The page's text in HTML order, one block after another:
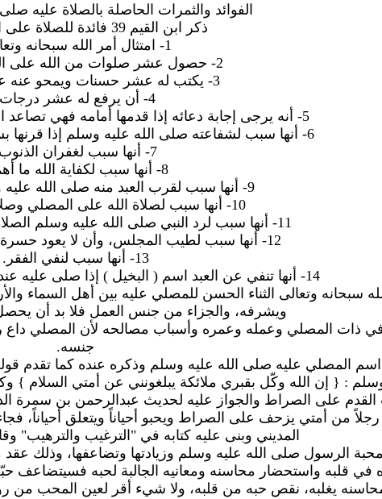
الفوائد والثمرات الحاصلة بالصلاة عليه
ذكر ابن القيم 39 فائدة للصلاة على النبي منها:
1- امتثال أمر الله سبحانه وتعالى.
2- حصول عشر صلوات من الله على المصلي مرة.
3- يكتب له عشر حسنات ويمحو عنه عشر سيئات.
4- أن يرفع له عشر درجات.
5- أنه يرجى إجابة دعائه إذا قدمها أمامه فهي تصاعد الدعاء إلى عند رب العالمين.
6- أنها سبب لشفاعته صلى الله عليه وسلم إذا قرنها بسؤال الوسيلة له، أو إفرادها.
7- أنها سبب لغفران الذنوب.
8- أنها سبب لكفاية الله ما أهمه.
9- أنها سبب لقرب العبد منه صلى الله عليه وسلم يوم القيامة.
10- أنها سبب لصلاة الله على المصلي وصلاة الملائكة عليه.
11- أنها سبب لرد النبي صلى الله عليه وسلم الصلاة والسلام على المصلي.
12- أنها سبب لطيب المجلس، وأن لا يعود حسرة على أهله يوم القيامة.
13- أنها سبب لنفي الفقر.
14- أنها تنفي عن العبد اسم ( البخيل ) إذا صلى عليه عند ذكره صلى الله عليه وسلم .
الله سبحانه وتعالى الثناء الحسن للمصلي عليه بين أهل
ويشرفه، والجزاء من جنس العمل فلا بد أن
في ذات المصلي وعمله وعمره وأسباب مصالحه لأن المصلي داع
جنسه.
اسم المصلي عليه صلى الله عليه وسلم وذكره عنده كما تقدم
: { إن الله وكّل بقبري ملائكة يبلغونني عن أمتي السلام }
القدم على الصراط والجواز عليه لحديث عبدالرحمن بن سمرة
من أمتي يزحف على الصراط ويحبو أحياناً ويتعلق أحياناً،
المديني وبنى عليه كتابه في "الترغيب
محبة الرسول صلى الله عليه وسلم وزيادتها وتضاعفها، وذلك عقد
قلبه واستحضار محاسنه ومعانيه الجالبة لحبه فسيتضاعف
يغلبه، نقص حبه من قلبه، ولا شيء أقر لعين المحب من